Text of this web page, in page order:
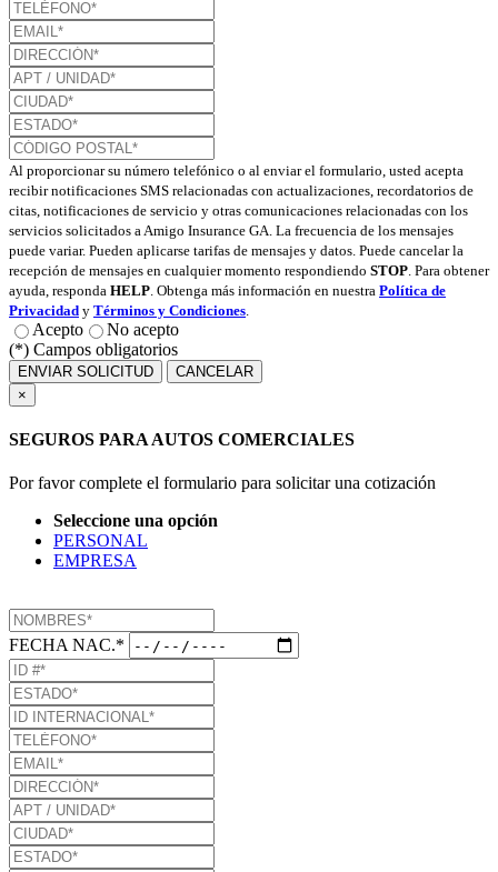
Al proporcionar su número telefónico o al enviar el formulario, usted acepta
recibir notificaciones SMS relacionadas con actualizaciones, recordatorios de
citas, notificaciones de servicio y otras comunicaciones relacionadas con los
servicios solicitados a Amigo Insurance GA. La frecuencia de los mensajes
puede variar. Pueden aplicarse tarifas de mensajes y datos. Puede cancelar la
recepción de mensajes en cualquier momento respondiendo STOP . Para obtener
ayuda, responda HELP . Obtenga más información en nuestra Política de
Privacidad y Términos y Condiciones
Acepto
No acepto
(*) Campos obligatorios
ENVIAR SOLICITUD
CANCELAR
×
SEGUROS PARA AUTOS COMERCIALES
Por favor complete el formulario para solicitar una cotización
Seleccione una opción
PERSONAL
EMPRESA
FECHA NAC.*